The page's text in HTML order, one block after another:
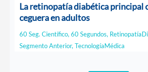
La retinopatía diabética principal
ceguera en adultos
60 Seg. Científico, 60 Segundos,
Segmento Anterior, TecnologíaMédica